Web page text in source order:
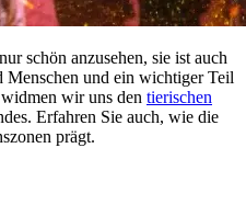
schön anzusehen, sie ist auch
Menschen und ein wichtiger Teil
wir uns den tierischen
Erfahren Sie auch, wie die
prägt.